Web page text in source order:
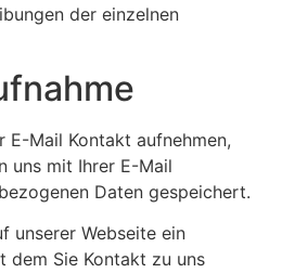
der einzelnen
E-Mail Kontakt aufnehmen,
uns mit Ihrer E-Mail
Daten gespeichert.
unserer Webseite ein
dem Sie Kontakt zu uns